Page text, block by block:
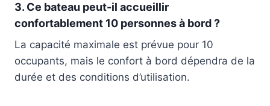
3. Ce bateau peut-il accueillir
confortablement 10 personnes à bord ?
La capacité maximale est prévue pour 10
occupants, mais le confort à bord dépendra de la
durée et des conditions d’utilisation.